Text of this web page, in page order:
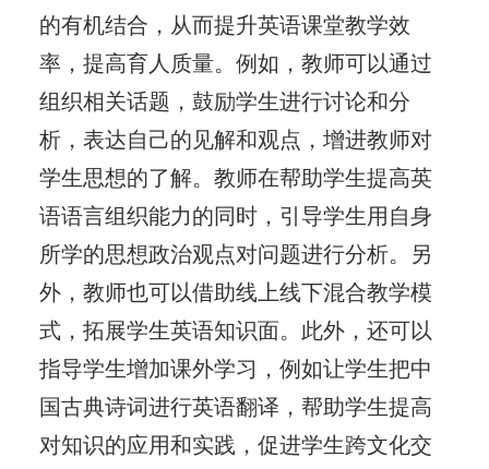
的有机结合，从而提升英语课堂教学效
率，提高育人质量。例如，教师可以通过
组织相关话题，鼓励学生进行讨论和分
析，表达自己的见解和观点，增进教师对
学生思想的了解。教师在帮助学生提高英
语语言组织能力的同时，引导学生用自身
所学的思想政治观点对问题进行分析。另
外，教师也可以借助线上线下混合教学模
式，拓展学生英语知识面。此外，还可以
指导学生增加课外学习，例如让学生把中
国古典诗词进行英语翻译，帮助学生提高
对知识的应用和实践，促进学生跨文化交